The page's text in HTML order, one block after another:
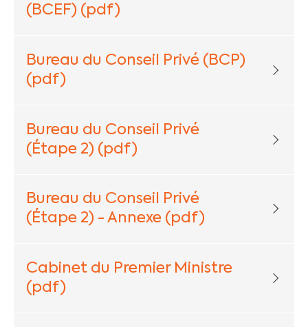
(BCEF) (pdf)
Bureau du Conseil Privé (BCP)
(pdf)
Bureau du Conseil Privé
(Étape 2) (pdf)
Bureau du Conseil Privé
(Étape 2) - Annexe (pdf)
Cabinet du Premier Ministre
(pdf)